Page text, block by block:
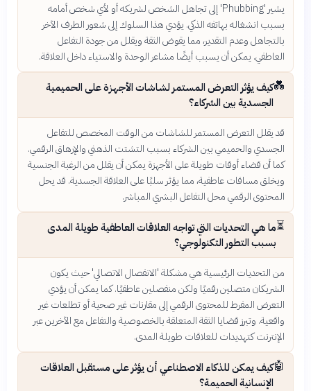
يشير 'Phubbing' إلى تجاهل الشخص لشريكه أو لأي شخص أمامه
بسبب انشغاله بهاتفه الذكي. يؤدي هذا السلوك إلى شعور الطرف الآخر
بالتجاهل وعدم التقدير، مما يقوض الثقة ويقلل من جودة التفاعل
العاطفي. يمكن أن يسبب أيضًا مشاعر الوحدة والاستياء داخل العلاقة.
💑كيف يؤثر التعرض المستمر لشاشات الأجهزة على الحميمية
الجسدية بين الشركاء؟
قد يقلل التعرض المستمر للشاشات من الوقت المخصص للتفاعل
الجسدي والحميمي بين الشركاء بسبب التشتت الذهني والإرهاق الرقمي.
كما أن قضاء أوقات طويلة على الأجهزة يمكن أن يقلل من الرغبة الجنسية
ويخلق مسافات عاطفية، مما يؤثر سلبًا على العلاقة الجسدية. قد يحل
المحتوى الرقمي محل التفاعل البشري المباشر.
⏳ما هي التحديات التي تواجه العلاقات العاطفية طويلة المدى
بسبب التطور التكنولوجي؟
من التحديات الرئيسية هي مشكلة 'الانفصال الاتصالي' حيث يكون
الشريكان متصلين رقميًا ولكن منفصلين عاطفيًا. كما يمكن أن يؤدي
التعرض المفرط للمحتوى الرقمي إلى مقارنات غير صحية أو تطلعات غير
واقعية. وتبرز قضايا الثقة المتعلقة بالخصوصية والتفاعل مع الآخرين عبر
الإنترنت كتهديدات للعلاقات طويلة المدى.
🤖كيف يمكن للذكاء الاصطناعي أن يؤثر على مستقبل العلاقات
الإنسانية الحميمة؟